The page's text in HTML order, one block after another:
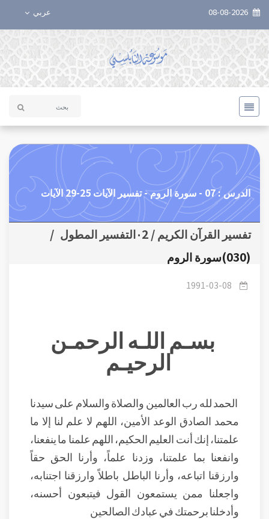
عربي
الدرس : 07 - سورة الروم - تفسير الآيات 25-29 الآيات
تفسير القرآن الكريم / ٠2التفسير المطول
/
(030)سورة الروم
1991-03-08
بسـم اللـه الرحمـن
الرحيـم
الحمد لله رب العالمين والصلاة والسلام على سيدنا
محمد الصادق الوعد الأمين، اللهم لا علم لنا إلا ما
علمتنا، إنك أنت العليم الحكيم، اللهم علمنا ما ينفعنا،
وانفعنا بما علمتنا، وزدنا علماً، وأرنا الحق حقاً
وارزقنا اتباعه، وأرنا الباطل باطلاً وارزقنا اجتنابه،
واجعلنا ممن يستمعون القول فيتبعون أحسنه،
وأدخلنا برحمتك في عبادك الصالحين